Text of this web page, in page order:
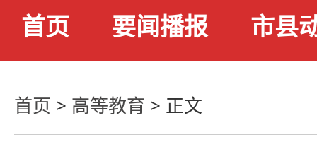
首页 要闻播报 市县
首页 > 高等教育 > 正文